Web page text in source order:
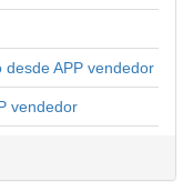
APP vendedor
vendedor